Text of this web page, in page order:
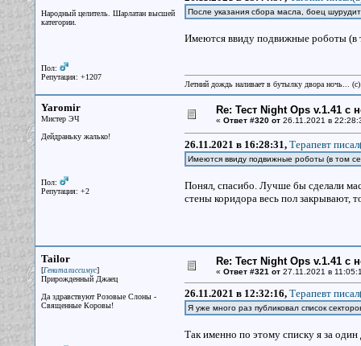
Народный целитель. Шарлатан высшей
категории.
Пол:
Репутация: +1207
После указания сбора масла, боец
Имеются ввиду подвижные роботы (в
Летний дождь наливает в бутылку двора ночь...
Yaromir
Мистер ЭЧ
Дейдраньку жалько!
Пол:
Репутация: +2
Re: Тест Night Ops v.1.41 с
« Ответ #320 от26.11.2021 в
26.11.2021 в 16:28:31, Терапевт
Имеются ввиду подвижные роботы (в том
Понял, спасибо. Лучше бы сделали
стены коридора весь пол закрывают,
Tailor
[Гениталиссимус]
Прирожденный Джаец
Да здравствуют Розовые Слоны -
Священные Коровы!
Re: Тест Night Ops v.1.41 с
« Ответ #321 от27.11.2021 в
26.11.2021 в 12:32:16, Терапевт
Я уже много раз публиковал список
Так именно по этому списку я за